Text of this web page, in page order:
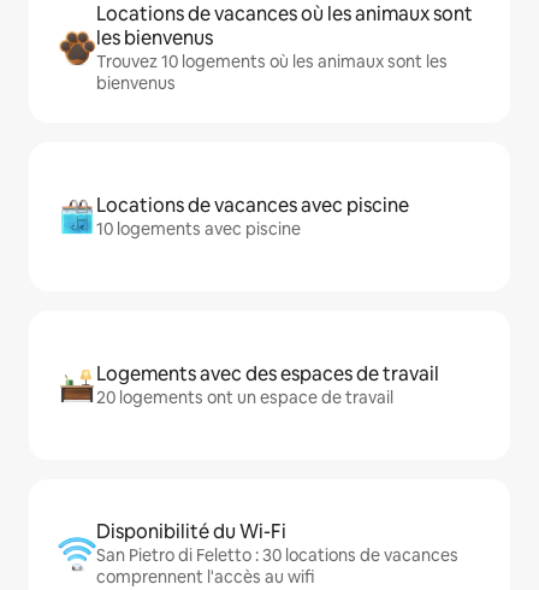
Locations de vacances où les animaux sont
les bienvenus
Trouvez 10 logements où les animaux sont les
bienvenus
Locations de vacances avec piscine
10 logements avec piscine
Logements avec des espaces de travail
20 logements ont un espace de travail
Disponibilité du Wi-Fi
San Pietro di Feletto : 30 locations de vacances
comprennent l'accès au wifi